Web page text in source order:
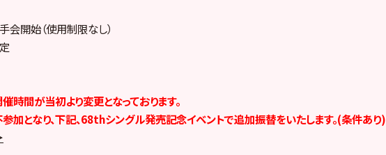
開始（使用制限なし）
時間が当初より変更となっております。
加となり、下記、68thシングル発売記念イベントで追加振替をいたします。(条件あり)